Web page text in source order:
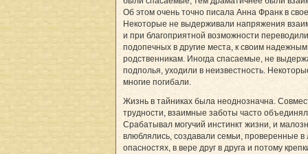
Об этом очень точно писала Анна Франк в
Некоторые не выдерживали напряжения
и при благоприятной возможности
подопечных в другие места, к своим
род­ственникам. Иногда спасаемые, не
подполья, уходили в неизвестность.
многие погибали.
Жизнь в тайниках была неоднозначна.
трудности, взаимные заботы часто
Срабатывал могучий инстинкт жизни, и
влюблялись, создавали семьи, проверенные
опасностях, в вере друг в друга и потому